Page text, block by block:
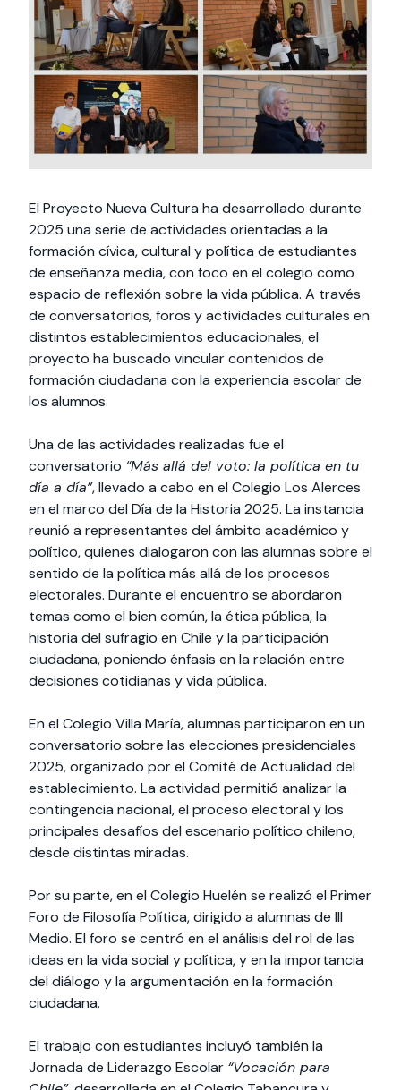
cursos
Especialidades y
estadías
Te puede
interesar:
International
students
Facultades
interesar:
2025
vinculación con la
sociedad
Extensión Cultural
Te puede interesar:Filantropía y Donaciones
intercambio
Servicios y apoyos
Te puede
interesar:
Explora el campus
Uandes
Noticias
estudiantiles
El Proyecto Nueva Cultura ha desarrollado durante
2025 una serie de actividades orientadas a la
formación cívica, cultural y política de estudiantes
de enseñanza media, con foco en el colegio como
espacio de reflexión sobre la vida pública. A través
de conversatorios, foros y actividades culturales en
distintos establecimientos educacionales, el
proyecto ha buscado vincular contenidos de
formación ciudadana con la experiencia escolar de
los alumnos.
Una de las actividades realizadas fue el
conversatorio “Más allá del voto: la política en tu
día a día”, llevado a cabo en el Colegio Los Alerces
en el marco del Día de la Historia 2025. La instancia
reunió a representantes del ámbito académico y
político, quienes dialogaron con las alumnas sobre el
sentido de la política más allá de los procesos
electorales. Durante el encuentro se abordaron
temas como el bien común, la ética pública, la
historia del sufragio en Chile y la participación
ciudadana, poniendo énfasis en la relación entre
decisiones cotidianas y vida pública.
En el Colegio Villa María, alumnas participaron en un
conversatorio sobre las elecciones presidenciales
2025, organizado por el Comité de Actualidad del
establecimiento. La actividad permitió analizar la
contingencia nacional, el proceso electoral y los
principales desafíos del escenario político chileno,
desde distintas miradas.
Por su parte, en el Colegio Huelén se realizó el Primer
Foro de Filosofía Política, dirigido a alumnas de III
Medio. El foro se centró en el análisis del rol de las
ideas en la vida social y política, y en la importancia
del diálogo y la argumentación en la formación
ciudadana.
El trabajo con estudiantes incluyó también la
Jornada de Liderazgo Escolar “Vocación para